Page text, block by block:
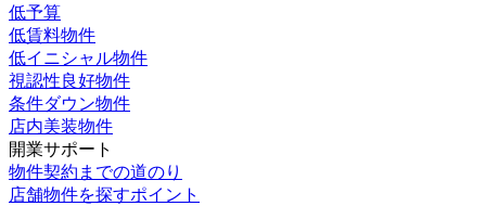
低予算
低賃料物件
低イニシャル物件
視認性良好物件
条件ダウン物件
店内美装物件
開業サポート
物件契約までの道のり
店舗物件を探すポイント